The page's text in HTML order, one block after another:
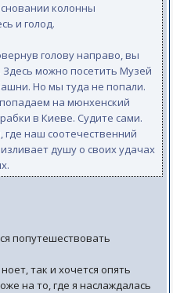
колонны
и голод.
голову направо, вы
можно посетить Музей
Но мы туда не попали.
на мюнхенский
в Киеве. Судите сами.
наш соотечественний
душу о своих удачах
попутешествовать
так и хочется опять
на то, где я наслаждалась